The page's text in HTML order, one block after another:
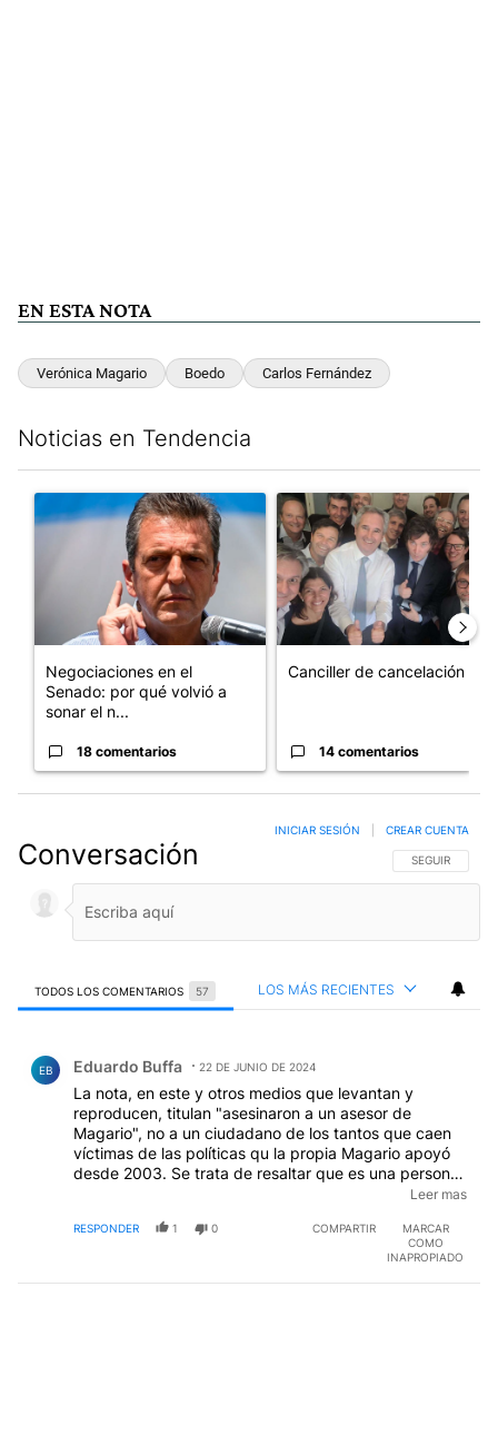
EN ESTA NOTA
Verónica Magario Boedo Carlos Fernández
Noticias en Tendencia
Un artículo de tendencia con el título "Negociaciones en el
Negociaciones en el
Senado: por qué volvió a
sonar el n...
18 comentarios
Un artículo de tendencia con
Canciller de cancelación
14 comentarios
Conversación SIGA ESTA
SEGUIR
INICIAR SESIÓN CREAR CUENTA
TODOS LOS COMENTARIOS 57 LOS MÁS RECIENTES
EB Eduardo Buffa 22 DE JUNIO DE 2024
La nota, en este y otros medios que levantan y
reproducen, titulan "asesinaron a un asesor de
Magario", no a un ciudadano de los tantos que caen
víctimas de las políticas qu la propia Magario apoyó
desde 2003. Se trata de resaltar que es una persona
especial: asesor y de Magario y entoces la plebe
encima de Macri 2, también a Bullrich. Solo me queda
Leer mas
RESPONDER 1 0 COMPARTIR
MARCAR
COMO
INAPROPIADO